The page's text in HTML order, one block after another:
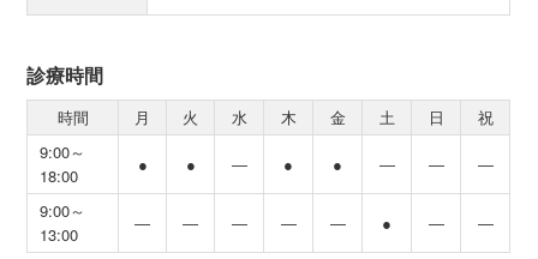
診療時間
時間 月 火 水 木 金 土 日
祝
9:00～
18:00
● ● ― ● ● ― ― ―
9:00～
13:00
― ― ― ― ― ● ― ―